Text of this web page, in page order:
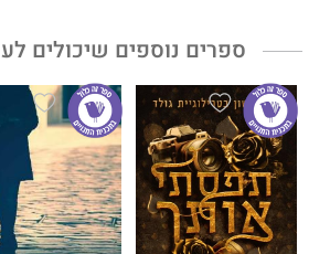
מפלט אחרוןמאת סופרת רבי המכרנעמה סכר
חושני, ממכר ומהפנט על אהבה אמיצה
הסיכויים.
ספריה הקודמים:במציאות אחרת,חיים ללא
שתיקהכיכבו ברשימות רבי המכר וסחפו
ונלהבים.
ספרים נוספים שיכולים